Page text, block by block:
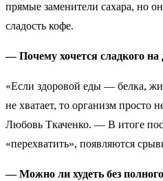
прямые заменители сахара, но
сладость кофе.
— Почему хочется сладкого на
«Если здоровой еды — белка,
не хватает, то организм просто
Любовь Ткаченко. — В итоге
«перехватить», появляются
— Можно ли худеть без полного